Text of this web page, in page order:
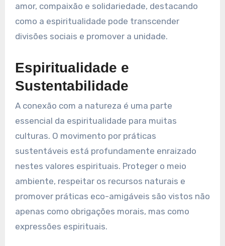
amor, compaixão e solidariedade, destacando
como a espiritualidade pode transcender
divisões sociais e promover a unidade.
Espiritualidade e
Sustentabilidade
A conexão com a natureza é uma parte
essencial da espiritualidade para muitas
culturas. O movimento por práticas
sustentáveis está profundamente enraizado
nestes valores espirituais. Proteger o meio
ambiente, respeitar os recursos naturais e
promover práticas eco-amigáveis são vistos não
apenas como obrigações morais, mas como
expressões espirituais.